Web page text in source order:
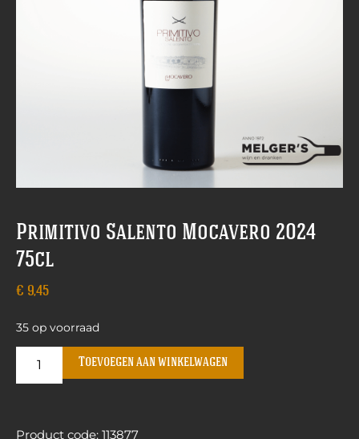
Primitivo Salento Mocavero 2024
75cl
€ 9,45
35 op voorraad
Toevoegen aan winkelwagen
Product code: 113877